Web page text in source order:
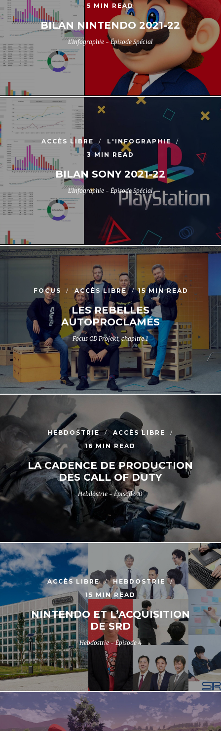
5 MIN READ
BILAN NINTENDO 2021-22
L'Infographie - Épisode Spécial
ACCÈS LIBRE
L'INFOGRAPHIE
3 MIN READ
BILAN SONY 2021-22
L'Infographie - Épisode Spécial
FOCUS ACCÈS LIBRE 15 MIN READ
LES REBELLES
AUTOPROCLAMÉS
Focus CD Projekt, chapitre 1
HEBDOSTRIE
ACCÈS LIBRE
16 MIN READ
LA CADENCE DE PRODUCTION
DES CALL OF DUTY
Hebdostrie - Épisode 10
ACCÈS LIBRE
HEBDOSTRIE
15 MIN READ
NINTENDO ET L’ACQUISITION
DE SRD
Hebdostrie - Épisode 4